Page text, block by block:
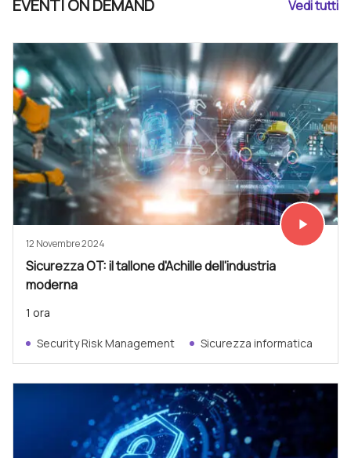
EVENTI ON DEMAND Vedi tutti
Vedi subito
play_arrow
12 Novembre 2024
Sicurezza OT: il tallone d'Achille dell'industria
moderna
1 ora
Security Risk Management Sicurezza informatica